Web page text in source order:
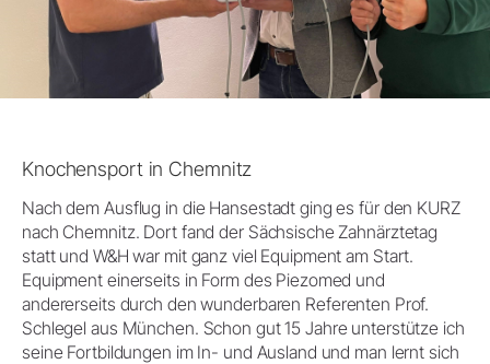
Knochensport in Chemnitz
Nach dem Ausflug in die Hansestadt ging es für den KURZ
nach Chemnitz. Dort fand der Sächsische Zahnärztetag
statt und W&H war mit ganz viel Equipment am Start.
Equipment einerseits in Form des Piezomed und
andererseits durch den wunderbaren Referenten Prof.
Schlegel aus München. Schon gut 15 Jahre unterstütze ich
seine Fortbildungen im In- und Ausland und man lernt sich